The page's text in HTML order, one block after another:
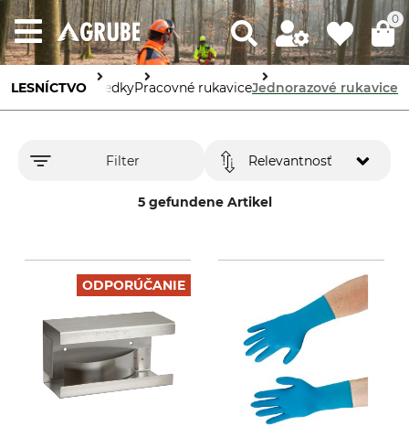
0
LESNÍCTVOprostriedkyPracovné rukaviceJednorazové rukavice
Filter
5 gefundene Artikel
Relevantnosť
ODPORÚČANIE